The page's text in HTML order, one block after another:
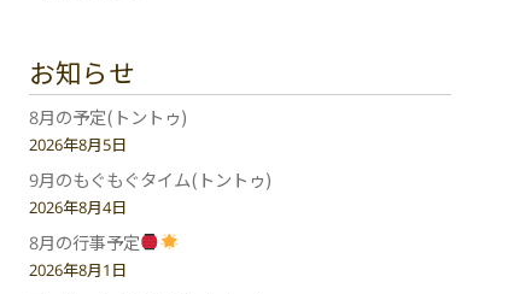
お知らせ
8月の予定(トントゥ)
2026年8月5日
9月のもぐもぐタイム(トントゥ)
2026年8月4日
8月の行事予定
2026年8月1日